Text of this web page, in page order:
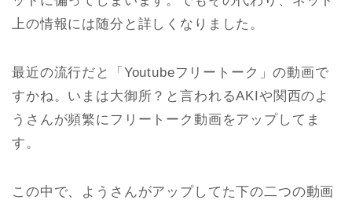
上の情報には随分と詳しくなりました。
最近の流行だと「Youtubeフリートーク」の動画で
すかね。いまは大御所？と言われるAKIや関西のよ
うさんが頻繁にフリートーク動画をアップしてま
す。
この中で、ようさんがアップしてた下の二つの動画